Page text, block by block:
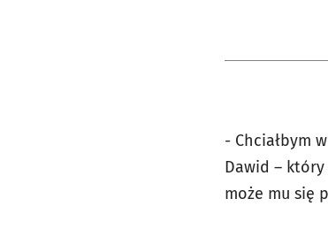
- Chciałbym
Dawid –
może mu się